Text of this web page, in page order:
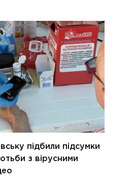
підбили підсумки
з вірусними